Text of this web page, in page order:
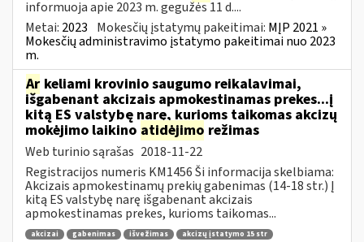
informuoja apie 2023 m. gegužės 11 d....
Metai: 2023 Mokesčių įstatymų pakeitimai: MĮP 2021 »
Mokesčių administravimo įstatymo pakeitimai nuo 2023
m.
Ar keliami krovinio saugumo reikalavimai,
išgabenant akcizais apmokestinamas prekes...į
kitą ES valstybę narę, kurioms taikomas akcizų
mokėjimo laikino atidėjimo režimas
Web turinio sąrašas 2018-11-22
Registracijos numeris KM1456 Ši informacija skelbiama:
Akcizais apmokestinamų prekių gabenimas (14-18 str.) Į
kitą ES valstybę narę išgabenant akcizais
apmokestinamas prekes, kurioms taikomas...
akcizai gabenimas išvežimas
akcizų įstatymo 15 str